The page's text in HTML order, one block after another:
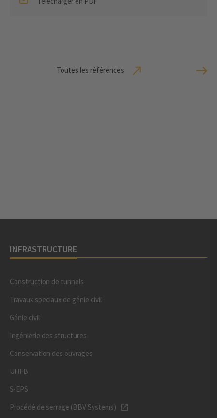
Toutes les références
INFRASTRUCTURE
Construction de tunnels
Travaux speciaux de génie civil
Génie civil
Ingénierie des structures
Conservation des ouvrages
UHFB
S-EPS
Procédé de serrage (BBV Systems)